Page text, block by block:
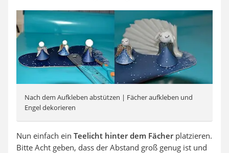
Nach dem Aufkleben abstützen | Fächer aufkleben und
Engel dekorieren
Nun einfach ein Teelicht hinter dem Fächerplatzieren.
Bitte Acht geben, dass der Abstand groß genug ist und